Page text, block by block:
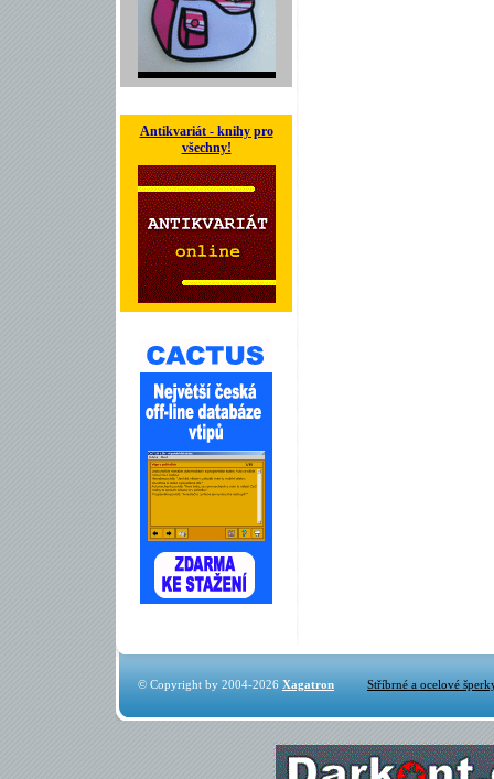
Antikvariát - knihy pro
všechny!
© Copyright by 2004-2026 Xagatron Stříbrné a ocelové